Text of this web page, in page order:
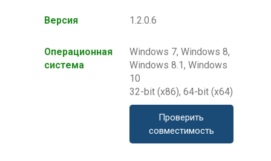
Версия 1.2.0.6
Операционная
система
Windows 7, Windows 8,
Windows 8.1, Windows
10
32-bit (x86), 64-bit (x64)
Проверить
совместимость